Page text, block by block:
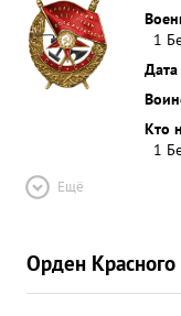
1
Кто
1
Ещё
Орден